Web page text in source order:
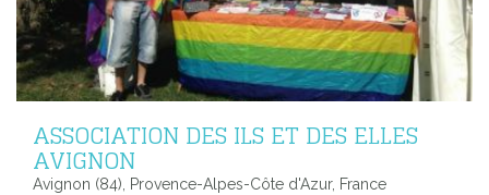
ASSOCIATION DES ILS ET DES ELLES
AVIGNON
Avignon (84), Provence-Alpes-Côte d'Azur, France